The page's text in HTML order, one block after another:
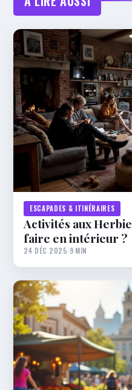
ESCAPADES & ITINÉRAIRES
Activités aux
faire en intérieur ?
24 DÉC 2025·9 MIN